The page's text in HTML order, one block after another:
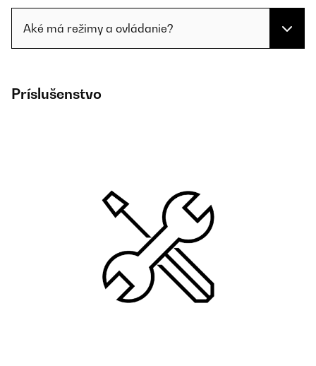
Aké má režimy a ovládanie?
Príslušenstvo